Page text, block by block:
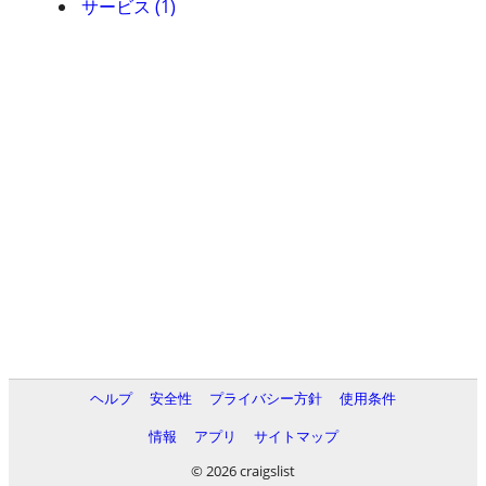
サービス (1)
ヘルプ 安全性 プライバシー方針
使用条件
情報
アプリ
サイトマップ
© 2026 craigslist